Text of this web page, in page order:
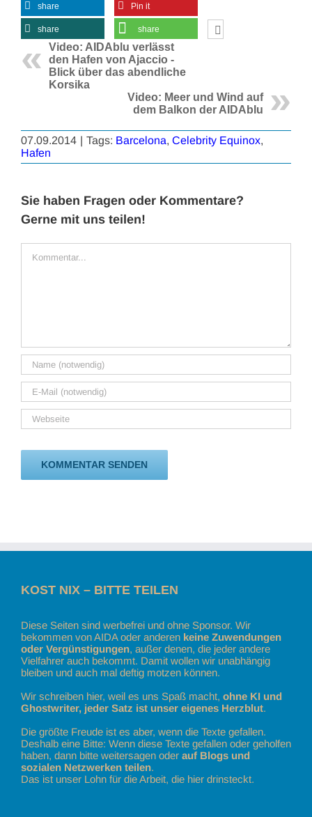
share Pin it
share share
Video: AIDAblu verlässt
den Hafen von Ajaccio -
Blick über das abendliche
Korsika
Video: Meer und Wind auf
dem Balkon der AIDAblu
07.09.2014 | Tags: Barcelona, Celebrity Equinox,
Hafen
Sie haben Fragen oder Kommentare?
Gerne mit uns teilen!
KOST NIX – BITTE TEILEN
Diese Seiten sind werbefrei und ohne Sponsor. Wir
bekommen von AIDA oder anderen keine Zuwendungen
oder Vergünstigungen, außer denen, die jeder andere
Vielfahrer auch bekommt. Damit wollen wir unabhängig
bleiben und auch mal deftig motzen können.
Wir schreiben hier, weil es uns Spaß macht, ohne KI und
Ghostwriter, jeder Satz ist unser eigenes Herzblut.
Die größte Freude ist es aber, wenn die Texte gefallen.
Deshalb eine Bitte: Wenn diese Texte gefallen oder geholfen
haben, dann bitte weitersagen oder auf Blogs und
sozialen Netzwerken teilen.
Das ist unser Lohn für die Arbeit, die hier drinsteckt.